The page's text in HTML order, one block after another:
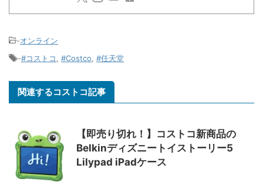
-オンライン
-#コストコ, #Costco, #任天堂
関連するコストコ記事
【即売り切れ！】コストコ新商品の
Belkinディズニートイストーリー5
Lilypad iPadケース